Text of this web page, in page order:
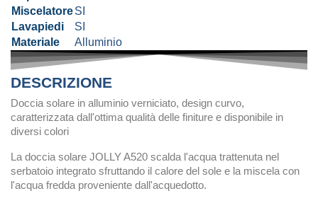
MiscelatoreSI
Lavapiedi
SI
Materiale
Alluminio
DESCRIZIONE
Doccia solare in alluminio verniciato, design curvo,
caratterizzata dall'ottima qualità delle finiture e disponibile in
diversi colori
La doccia solare JOLLY A520 scalda l'acqua trattenuta nel
serbatoio integrato sfruttando il calore del sole e la miscela con
l'acqua fredda proveniente dall'acquedotto.